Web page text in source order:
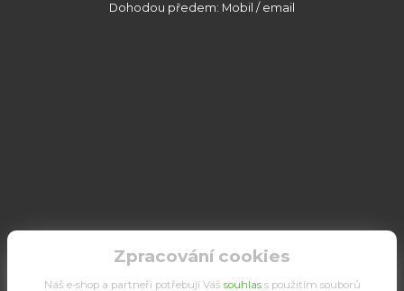
Dohodou předem: Mobil / email
Zpracování cookies
Náš e-shop a partneři potřebují Váš souhlass použitím souborů